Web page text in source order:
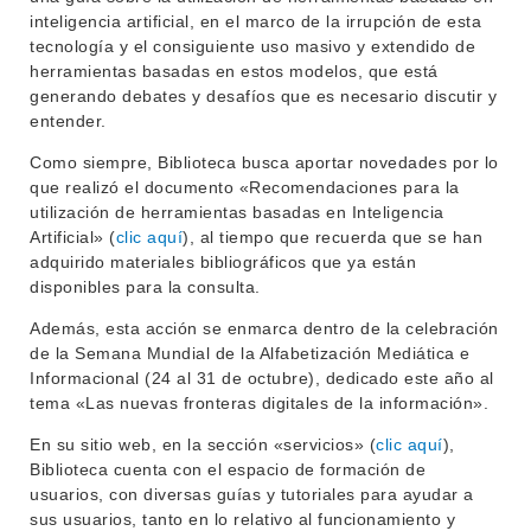
INSTITUCIONAL
ENSEÑANZA
INVESTIGACIÓN
EXTENSIÓN
BEDELÍA
OFERTA DE GRADO
POSGRADOS
EDUCACIÓN PERMANENTE
BIBLIOTECA
inteligencia artificial, en el marco de la irrupción de esta
tecnología y el consiguiente uso masivo y extendido de
herramientas basadas en estos modelos, que está
generando debates y desafíos que es necesario discutir y
entender.
Como siempre, Biblioteca busca aportar novedades por lo
que realizó el documento «Recomendaciones para la
utilización de herramientas basadas en Inteligencia
Artificial» (clic aquí), al tiempo que recuerda que se han
adquirido materiales bibliográficos que ya están
disponibles para la consulta.
Además, esta acción se enmarca dentro de la celebración
de la Semana Mundial de la Alfabetización Mediática e
Informacional (24 al 31 de octubre), dedicado este año al
tema «Las nuevas fronteras digitales de la información».
En su sitio web, en la sección «servicios» (clic aquí),
Biblioteca cuenta con el espacio de formación de
usuarios, con diversas guías y tutoriales para ayudar a
sus usuarios, tanto en lo relativo al funcionamiento y